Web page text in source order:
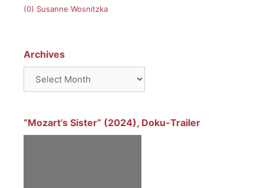
(0) Susanne Wosnitzka
Archives
“Mozart’s Sister” (2024), Doku-Trailer